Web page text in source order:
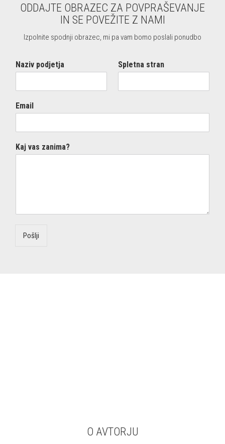
ODDAJTE OBRAZEC ZA POVPRAŠEVANJE
IN SE POVEŽITE Z NAMI
Izpolnite spodnji obrazec, mi pa vam bomo poslali ponudbo
Naziv podjetja Spletna stran
Email
Kaj vas zanima?
Pošlji
O AVTORJU